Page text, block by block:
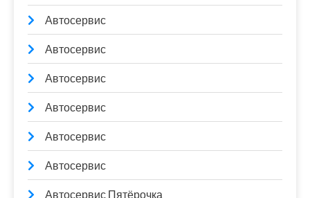
Автосервис
Автосервис
Автосервис
Автосервис
Автосервис
Автосервис
Автосервис Пятёрочка